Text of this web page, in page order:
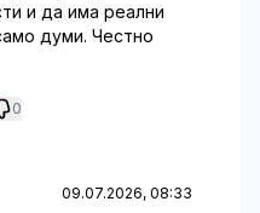
и да има реални
думи. Честно
0
09.07.2026, 08:33